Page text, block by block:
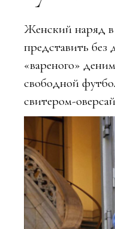
Женский наряд в
представить
«вареного»
свободной
свитером-